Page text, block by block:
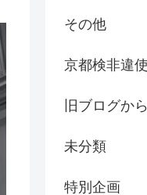
その他
京都検非違
旧ブログか
未分類
特別企画